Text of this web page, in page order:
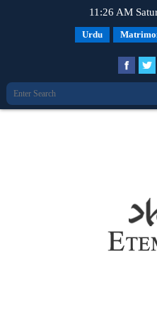
11:26 AM
Urdu